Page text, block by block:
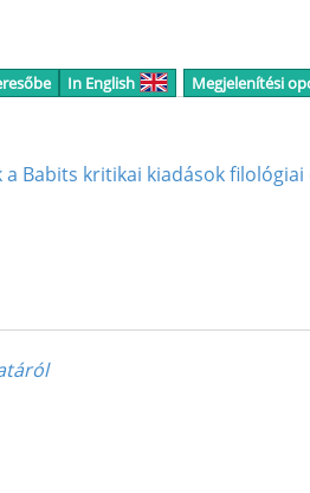
In English Megjelenítési
a Ba­bits kri­ti­kai ki­adá­sok